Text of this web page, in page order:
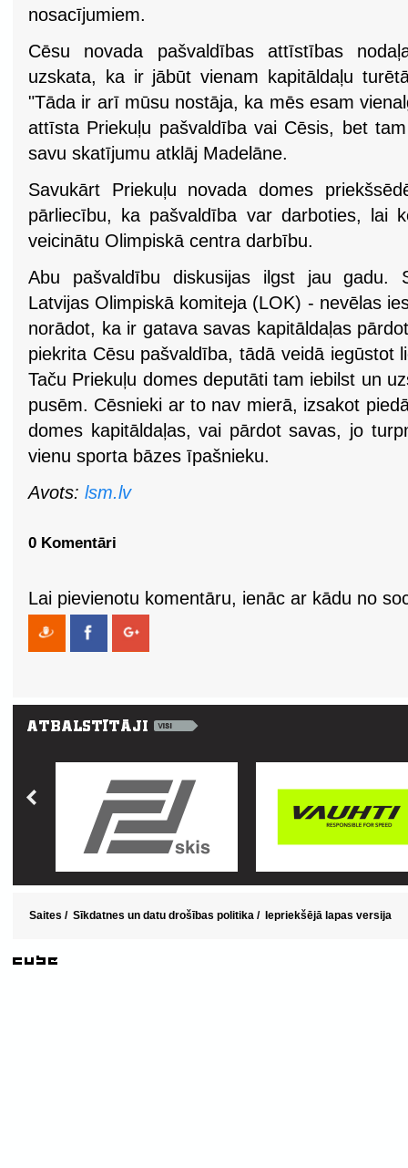
nosacījumiem.
Cēsu novada pašvaldības attīstības
uzskata, ka ir jābūt vienam kapitāldaļu
"Tāda ir arī mūsu nostāja, ka mēs esam
attīsta Priekuļu pašvaldība vai Cēsis, bet
savu skatījumu atklāj Madelāne.
Savukārt Priekuļu novada domes
pārliecību, ka pašvaldība var darboties, lai
veicinātu Olimpiskā centra darbību.
Abu pašvaldību diskusijas ilgst jau gadu.
Latvijas Olimpiskā komiteja (LOK) - nevēlas
norādot, ka ir gatava savas kapitāldaļas
piekrita Cēsu pašvaldība, tādā veidā iegūstot
Taču Priekuļu domes deputāti tam iebilst un
pusēm. Cēsnieki ar to nav mierā, izsakot
domes kapitāldaļas, vai pārdot savas, jo
vienu sporta bāzes īpašnieku.
Avots: lsm.lv
0 Komentāri
Lai pievienotu komentāru, ienāc ar kādu no
Saites / Sīkdatnes un datu drošības politika / Iepriekšējā lapas versija